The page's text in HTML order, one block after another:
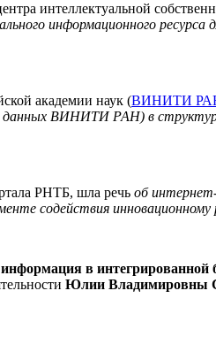
интеллектуальной
информационного
академии наук (ВИНИТИ
данных ВИНИТИ РАН) в
РНТБ, шла речь об
содействия
в
Юлии Владимировны